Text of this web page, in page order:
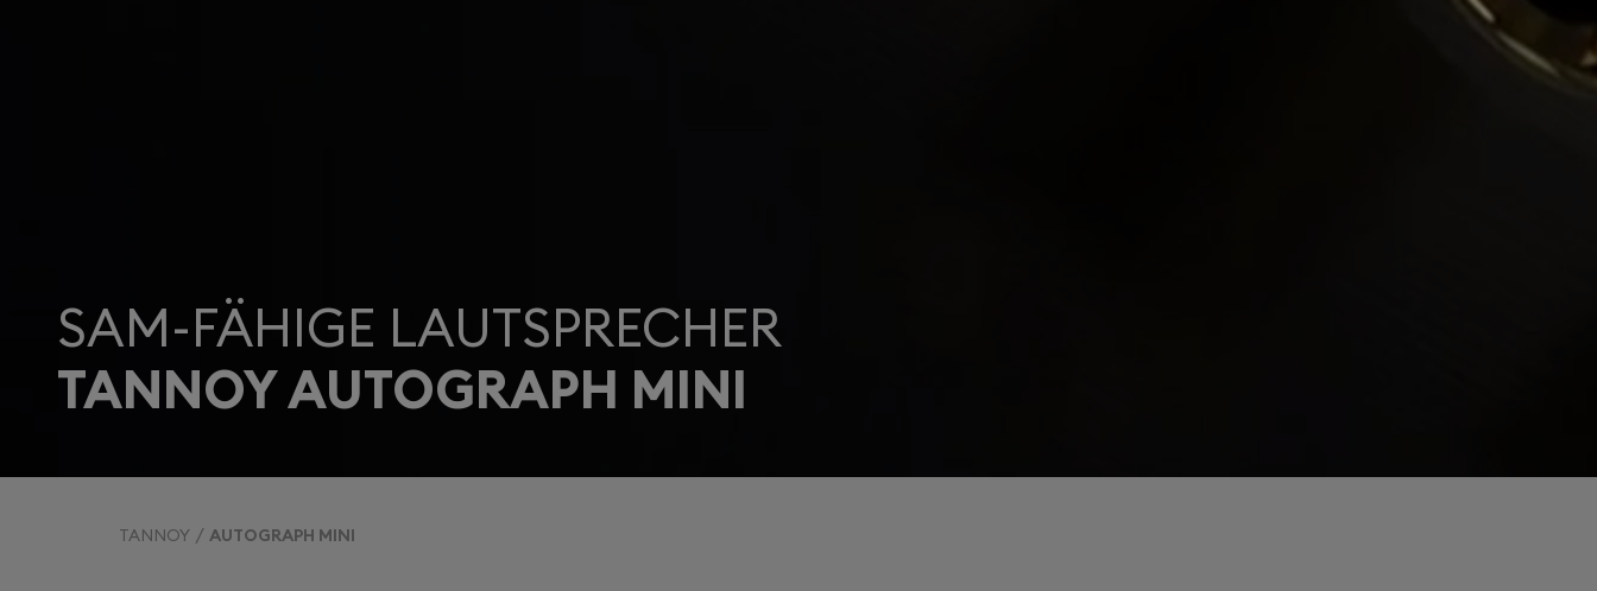
SAM-FÄHIGE LAUTSPRECHER
TANNOY AUTOGRAPH MINI
TANNOY AUTOGRAPH MINI